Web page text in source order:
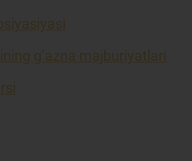
g’azna majburiyatlari